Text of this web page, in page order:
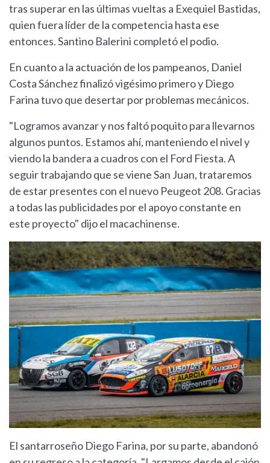
tras superar en las últimas vueltas a Exequiel Bastidas,
quien fuera líder de la competencia hasta ese
entonces. Santino Balerini completó el podio.
En cuanto a la actuación de los pampeanos, Daniel
Costa Sánchez finalizó vigésimo primero y Diego
Farina tuvo que desertar por problemas mecánicos.
"Logramos avanzar y nos faltó poquito para llevarnos
algunos puntos. Estamos ahí, manteniendo el nivel y
viendo la bandera a cuadros con el Ford Fiesta. A
seguir trabajando que se viene San Juan, trataremos
de estar presentes con el nuevo Peugeot 208. Gracias
a todas las publicidades por el apoyo constante en
este proyecto" dijo el macachinense.
El santarroseño Diego Farina, por su parte, abandonó